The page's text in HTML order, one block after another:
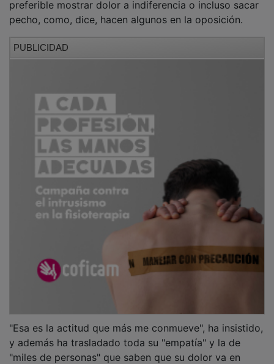
preferible mostrar dolor a indiferencia o incluso sacar
pecho, como, dice, hacen algunos en la oposición.
PUBLICIDAD
"Esa es la actitud que más me conmueve", ha insistido,
y además ha trasladado toda su "empatía" y la de
"miles de personas" que saben que su dolor va en